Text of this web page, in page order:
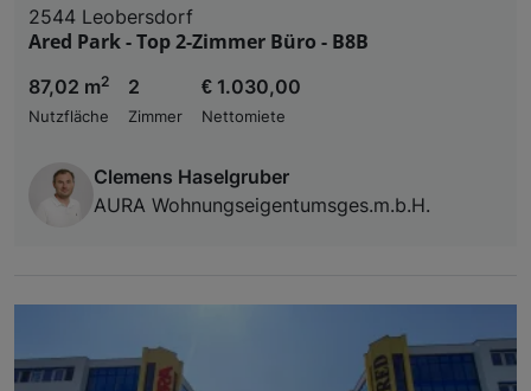
2544 Leobersdorf
Ared Park - Top 2-Zimmer Büro - B8B
87,02 m2
Nutzfläche
2
Zimmer
€ 1.030,00
Nettomiete
Clemens Haselgruber
AURA Wohnungseigentumsges.m.b.H.